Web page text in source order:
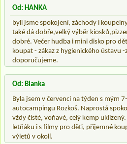
Od: HANKA
byli jsme spokojení, záchody i
také dá dobře,velký výběr
dobré. Večer hudba i mini disko pro
koupat - zákaz z hygienického ústavu
doporučujeme.
Od: Blanka
Byla jsem v červenci na týden s mým
autocampingu Rozkoš. Naprostá
vždy čisté, voňavé, celý kemp
letňáku i s filmy pro děti, příjemné
výletů v okolí.